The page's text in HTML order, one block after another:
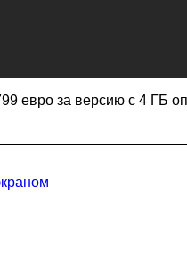
евро за версию с 4 ГБ